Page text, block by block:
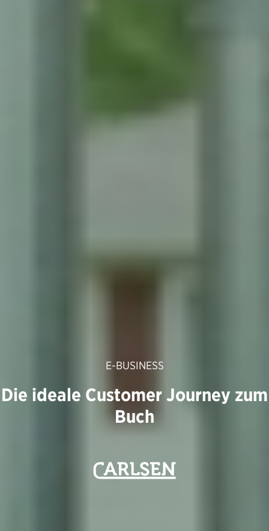
E-BUSINESS
Die ideale Customer Journey zum
Buch